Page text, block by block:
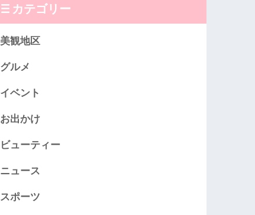
カテゴリー
美観地区
グルメ
イベント
お出かけ
ビューティー
ニュース
スポーツ